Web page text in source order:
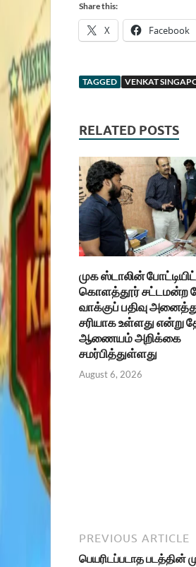
Share this:
X Facebook
TAGGED VENKAT
RELATED POSTS
முக ஸ்டாலின்
கொளத்தூர் சட்டமன்ற
வாக்குப் பதிவு
சரியாக உள்ளது என்று
ஆணையம் அறிக்கை
சமர்பித்துள்ளது
August 6, 2026
PREVIOUS ARTICLE
பெயரிடப்படாத படத்தின்